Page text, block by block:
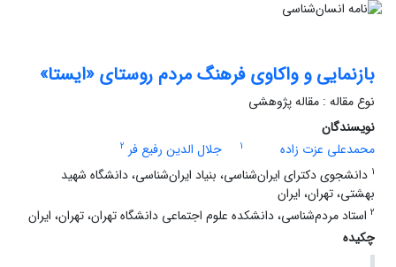
بازنمایی و واکاوی فرهنگ مردم روستای «ایستا»
نوع مقاله : مقاله پژوهشی
نویسندگان
محمدعلی عزت زاده
1 جلال الدین رفیع فر 2
1 دانشجوی دکترای ایران‌شناسی، بنیاد ایران‌شناسی، دانشگاه شهید
بهشتی، تهران، ایران
2 استاد مردم‌شناسی، دانشکده علوم اجتماعی دانشگاه تهران، تهران، ایران
چکیده